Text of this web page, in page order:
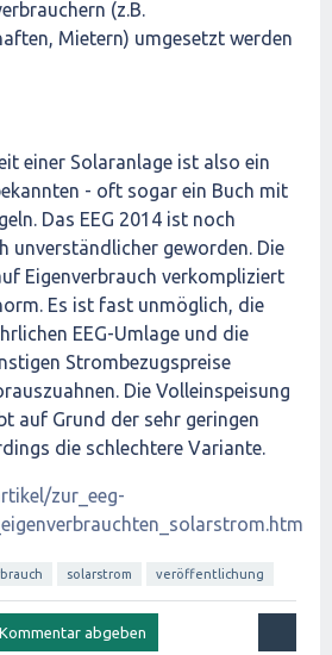
(z.B.
Mietern) umgesetzt werden
einer Solaranlage ist also ein
- oft sogar ein Buch mit
Das EEG 2014 ist noch
unverständlicher geworden. Die
Eigenverbrauch verkompliziert
Es ist fast unmöglich, die
EEG-Umlage und die
Strombezugspreise
Die Volleinspeisung
auf Grund der sehr geringen
die schlechtere Variante.
zur_eeg-
solarstrom veröffentlichung